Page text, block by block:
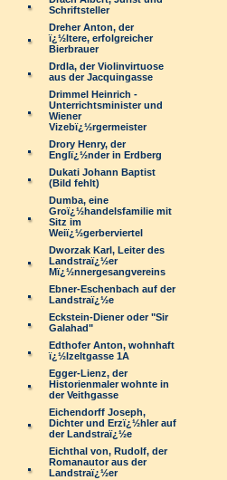
Schriftsteller
Dreher Anton, der
ï¿½ltere, erfolgreicher
Bierbrauer
Drdla, der Violinvirtuose
aus der Jacquingasse
Drimmel Heinrich -
Unterrichtsminister und
Wiener
Vizebï¿½rgermeister
Drory Henry, der
Englï¿½nder in Erdberg
Dukati Johann Baptist
(Bild fehlt)
Dumba, eine
Groï¿½handelsfamilie mit
Sitz im
Weiï¿½gerberviertel
Dworzak Karl, Leiter des
Landstraï¿½er
Mï¿½nnergesangvereins
Ebner-Eschenbach auf der
Landstraï¿½e
Eckstein-Diener oder "Sir
Galahad"
Edthofer Anton, wohnhaft
ï¿½lzeltgasse 1A
Egger-Lienz, der
Historienmaler wohnte in
der Veithgasse
Eichendorff Joseph,
Dichter und Erzï¿½hler auf
der Landstraï¿½e
Eichthal von, Rudolf, der
Romanautor aus der
Landstraï¿½er